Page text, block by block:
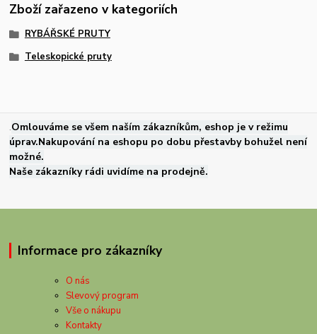
Zboží zařazeno v kategoriích
RYBÁŘSKÉ PRUTY
Teleskopické pruty
.Omlouváme se všem naším zákazníkům, eshop je v režimu
úprav.Nakupování na eshopu po dobu přestavby bohužel není
možné.
Naše zákazníky rádi uvidíme na prodejně.
Informace pro zákazníky
O nás
Slevový program
Vše o nákupu
Kontakty